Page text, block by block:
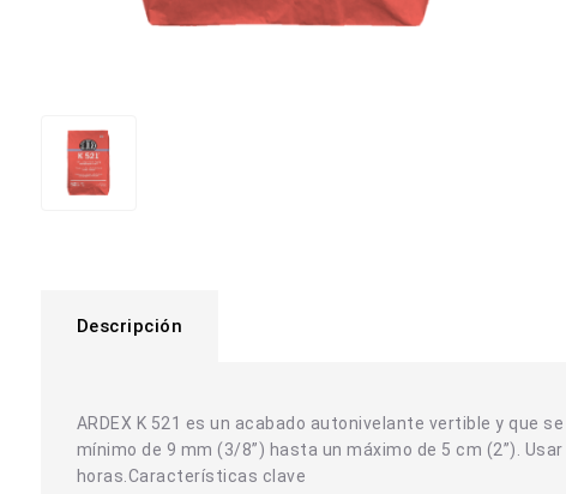
Descripción
ARDEX K 521 es un acabado autonivelante vertible y que
mínimo de 9 mm (3/8”) hasta un máximo de 5 cm (2”).
horas.Características clave